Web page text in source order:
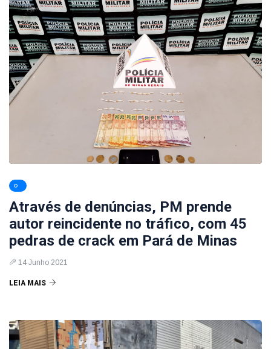
Através de denúncias, PM prende
autor reincidente no tráfico, com 45
pedras de crack em Pará de Minas
14 Junho 2021
LEIA MAIS